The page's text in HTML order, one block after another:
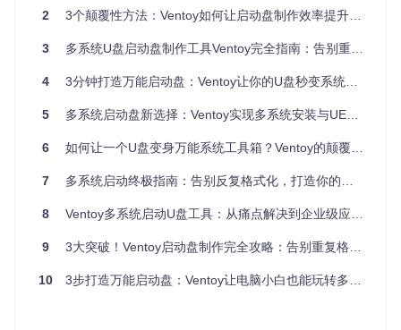
dows、Linux、Unix以及各种工具盘，且原生支持4GB以上
内容，避免了传统工具需要解压文件的步骤。这种方式不仅节
首先确认你的环境满足以下条件：
Windows 7或更高版本的操作系统
稳定的网络连接（用于下载Ventoy）
风险提示
：操作前请备份U盘中的所有重要数据，安装过程
将格式化U盘。
2 3个颠覆性方法：Ventoy如何让启动盘制作效率提升70%
3 多系统U盘启动盘制作工具Ventoy完全指南：告别重复格式化，打造万能启动神器
4 3分钟打造万能启动盘：Ventoy让你的U盘秒变系统图书馆
5 多系统启动盘新选择：Ventoy实现多系统安装与UEFI兼容的完美结合
6 如何让一个U盘变身万能系统工具箱？Ventoy的颠覆性解决方案
7 多系统启动终极指南：告别反复格式化，打造你的全能启动U盘
8 Ventoy多系统启动U盘工具：从痛点解决到企业级应用的全面指南
9 3大突破！Ventoy启动盘制作完全攻略：告别重复格式化的多系统解决方案
10 3步打造万能启动盘：Ventoy让电脑小白也能玩转多系统